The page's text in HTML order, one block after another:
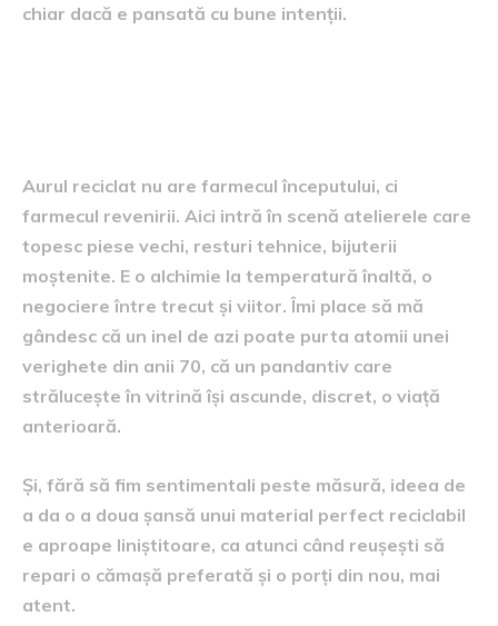
chiar dacă e pansată cu bune intenții.
Aurul reciclat nu are farmecul începutului, ci
farmecul revenirii. Aici intră în scenă atelierele care
topesc piese vechi, resturi tehnice, bijuterii
moștenite. E o alchimie la temperatură înaltă, o
negociere între trecut și viitor. Îmi place să mă
gândesc că un inel de azi poate purta atomii unei
verighete din anii 70, că un pandantiv care
strălucește în vitrină își ascunde, discret, o viață
anterioară.
Și, fără să fim sentimentali peste măsură, ideea de
a da o a doua șansă unui material perfect reciclabil
e aproape liniștitoare, ca atunci când reușești să
repari o cămașă preferată și o porți din nou, mai
atent.